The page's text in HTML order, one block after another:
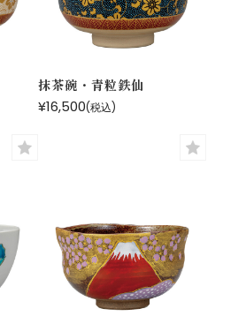
抹茶碗・青粒鉄仙
¥16,500(税込)